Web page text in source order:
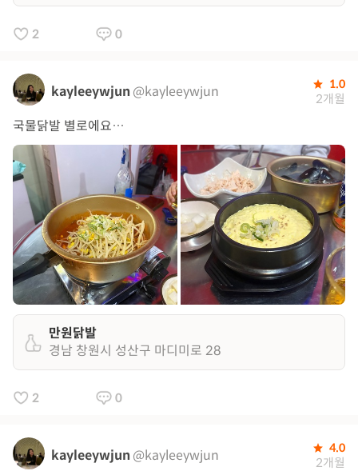
2 0
kayleeywjun @kayleeywjun 1.0
2개월
국물닭발 별로에요…
만원닭발
경남 창원시 성산구 마디미로 28
2 0
kayleeywjun @kayleeywjun 4.0
2개월